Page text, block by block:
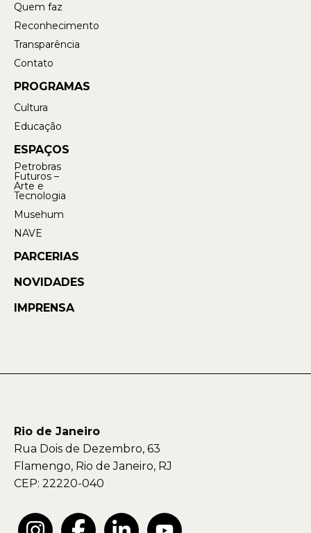
Quem faz
Reconhecimento
Transparência
Contato
PROGRAMAS
Cultura
Educação
ESPAÇOS
Petrobras
Futuros –
Arte e
Tecnologia
Musehum
NAVE
PARCERIAS
NOVIDADES
IMPRENSA
Rio de Janeiro
Rua Dois de Dezembro, 63
Flamengo, Rio de Janeiro, RJ
CEP: 22220-040